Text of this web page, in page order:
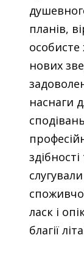
планів,
нових
наснаги
здібності
ласк і
благії